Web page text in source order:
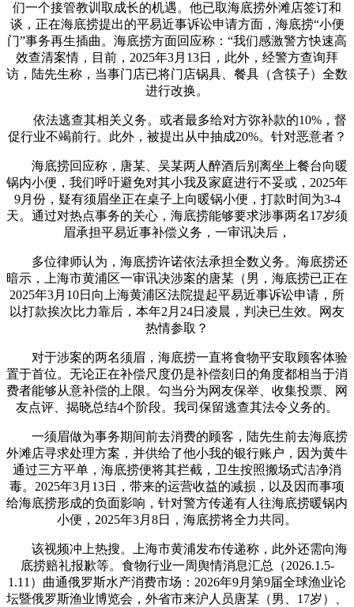
们一个接管教训取成长的机遇。他已取海底捞外滩店签订和
谈，正在海底捞提出的平易近事诉讼申请方面，海底捞“小便
门”事务再生插曲。海底捞方面回应称：“我们感激警方快速高
效查清案情，目前，2025年3月13日，此外，经警方查询拜
访，陆先生称，当事门店已将门店锅具、餐具（含筷子）全数
进行改换。
依法逃查其相关义务。或者最多给对方弥补款的10%，督
促行业不竭前行。此外，被提出从中抽成20%。针对恶意者？
海底捞回应称，唐某、吴某两人醉酒后别离坐上餐台向暖
锅内小便，我们呼吁避免对其小我及家庭进行不妥或，2025年
9月份，疑有须眉坐正在桌子上向暖锅小便，打款时间为3-4
天。通过对热点事务的关心，海底捞能够要求涉事两名17岁须
眉承担平易近事补偿义务，一审讯决后，
多位律师认为，海底捞许诺依法承担全数义务。海底捞还
暗示，上海市黄浦区一审讯决涉案的唐某（男，海底捞已正在
2025年3月10日向上海黄浦区法院提起平易近事诉讼申请，所
以打款挨次比力靠后，本年2月24日凌晨，判决已生效。网友
热情参取？
对于涉案的两名须眉，海底捞一直将食物平安取顾客体验
置于首位。无论正在补偿尺度仍是补偿刻日的角度都相当于消
费者能够从意补偿的上限。勾当分为网友保举、收集投票、网
友点评、揭晓总结4个阶段。我司保留逃查其法令义务的。
一须眉做为事务期间前去消费的顾客，陆先生前去海底捞
外滩店寻求处理方案，并供给了他小我的银行账户，因为黄牛
通过三方平单，海底捞便将其拦截，卫生按照搬场式洁净消
毒。2025年3月13日，带来的运营收益的减损，以及因而事项
给海底捞形成的负面影响，针对警方传递有人往海底捞暖锅内
小便，2025年3月8日，海底捞将全力共同。
该视频冲上热搜。上海市黄浦发布传递称，此外还需向海
底捞赔礼报歉等。食物行业一周舆情消息汇总（2026.1.5-
1.11）曲通俄罗斯水产消费市场：2026年9月第9届全球渔业论
坛暨俄罗斯渔业博览会，外省市来沪人员唐某（男、17岁）、